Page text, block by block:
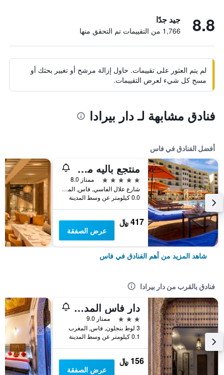
8.8 جيد جدًا
1,766 من التقييمات تم التحقق منها
لم يتم العثور على تقييمات. حاول إزالة مرشح أو تغيير بحثك أو
مسح كل شيء لعرض التقييمات.
فنادق مشابهة لـ دار بيرادا
أفضل الفنادق في فاس
منتجع باليه مدينة رياض
5 نجوم
ممتاز 8.0
شارع علال الفاسي, فاس, المغرب
0.0 كيلومتر عن وسط المدينة
417 ﷼
عرض الصفقة
شاهد المزيد من أهم الفنادق في فاس
فنادق بالقرب من دار بيرادا
دار فاس المدينة - باب الزيات
3 نجوم
ممتاز 9.0
3 لوط بنجلون, فاس, المغرب
0.1 كيلومتر عن وسط المدينة
156 ﷼
عرض الصفقة